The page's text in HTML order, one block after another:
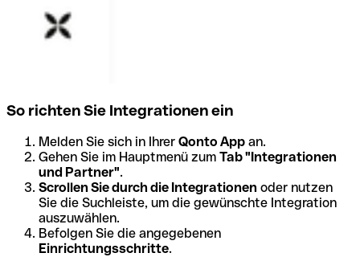
So richten Sie Integrationen ein
Melden Sie sich in Ihrer Qonto App an.
Gehen Sie im Hauptmenü zum Tab "Integrationen
und Partner".
Scrollen Sie durch die Integrationen oder nutzen
Sie die Suchleiste, um die gewünschte Integration
auszuwählen.
Befolgen Sie die angegebenen
Einrichtungsschritte.